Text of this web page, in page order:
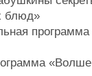
блюд»
программа